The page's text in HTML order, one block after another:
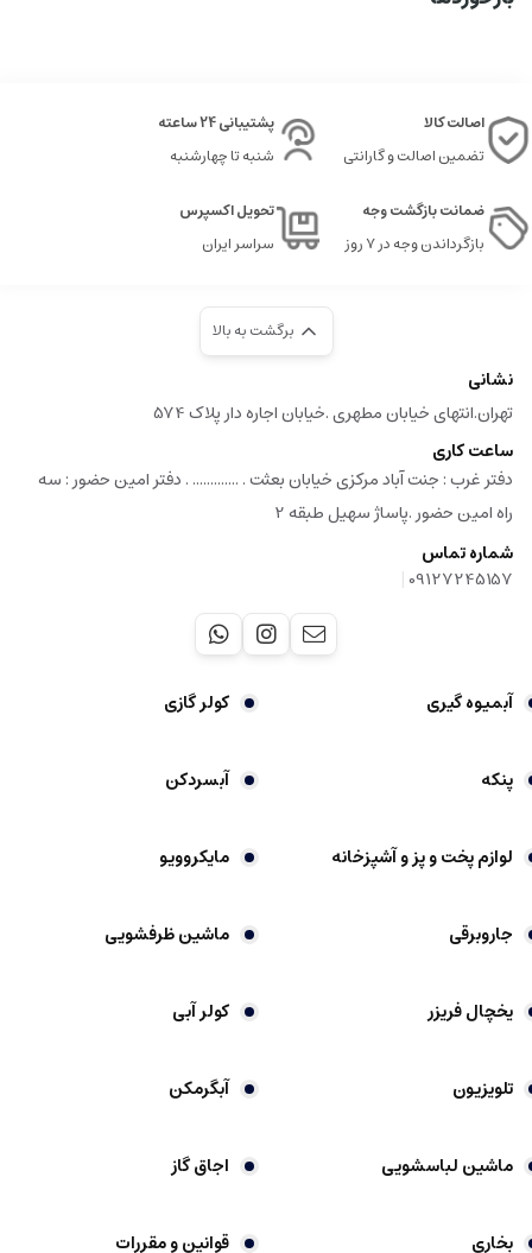
اصالت کالا
تضمین اصالت و گارانتی
پشتیبانی 24 ساعته
شنبه تا چهارشنبه
ضمانت بازگشت وجه
بازگرداندن وجه در ۷ روز
تحویل اکسپرس
سراسر ایران
برگشت به بالا
نشانی
تهران.انتهای خیابان مطهری .خیابان اجاره دار پلاک 574
ساعت کاری
دفتر غرب : جنت آباد مرکزی خیابان بعثت . ............. . دفتر امین حضور : سه
راه امین حضور .پاساژ سهیل طبقه 2
شماره تماس
09127245157
|
آبمیوه گیری کولر گازی
پنکه آبسردکن
لوازم پخت و پز و آشپزخانه مایکروویو
جاروبرقی ماشین ظرفشویی
یخچال فریزر کولر آبی
تلویزیون آبگرمکن
ماشین لباسشویی اجاق گاز
بخاری قوانین و مقررات